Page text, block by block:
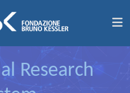
Research